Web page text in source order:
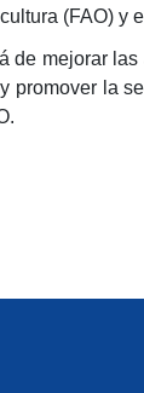
(FAO) y
de mejorar
promover la